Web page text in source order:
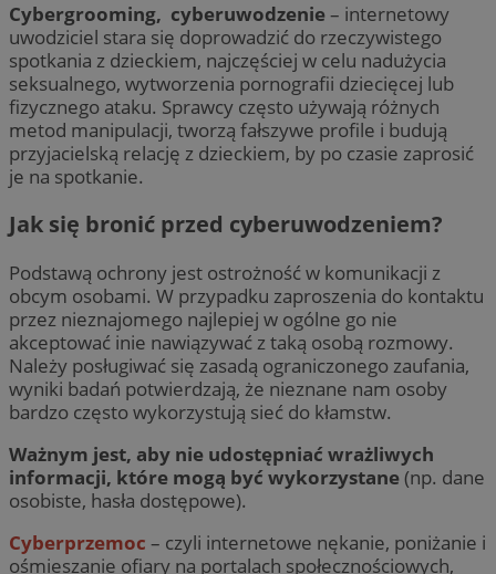
Cybergrooming, cyberuwodzenie– internetowy
uwodziciel stara się doprowadzić do rzeczywistego
spotkania z dzieckiem, najczęściej w celu nadużycia
seksualnego, wytworzenia pornografii dziecięcej lub
fizycznego ataku. Sprawcy często używają różnych
metod manipulacji, tworzą fałszywe profile i budują
przyjacielską relację z dzieckiem, by po czasie zaprosić
je na spotkanie.
Jak się bronić przed cyberuwodzeniem?
Podstawą ochrony jest ostrożność w komunikacji z
obcym osobami. W przypadku zaproszenia do kontaktu
przez nieznajomego najlepiej w ogólne go nie
akceptować inie nawiązywać z taką osobą rozmowy.
Należy posługiwać się zasadą ograniczonego zaufania,
wyniki badań potwierdzają, że nieznane nam osoby
bardzo często wykorzystują sieć do kłamstw.
Ważnym jest, aby nie udostępniać wrażliwych
informacji, które mogą być wykorzystane(np. dane
osobiste, hasła dostępowe).
Cyberprzemoc – czyli internetowe nękanie, poniżanie i
ośmieszanie ofiary na portalach społecznościowych,